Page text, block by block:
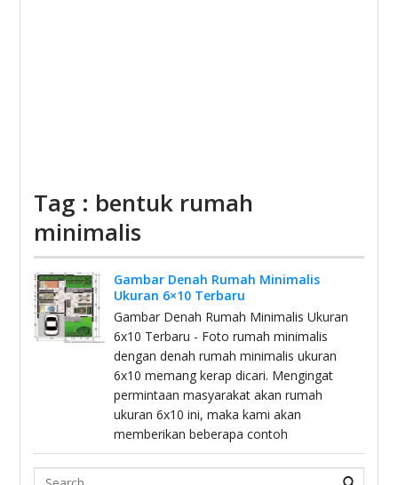
Tag : bentuk rumah
minimalis
Gambar Denah Rumah Minimalis
Ukuran 6×10 Terbaru
Gambar Denah Rumah Minimalis Ukuran
6x10 Terbaru - Foto rumah minimalis
dengan denah rumah minimalis ukuran
6x10 memang kerap dicari. Mengingat
permintaan masyarakat akan rumah
ukuran 6x10 ini, maka kami akan
memberikan beberapa contoh
Search